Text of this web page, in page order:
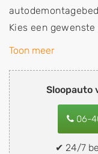
Sloopauto
06-
✔ 24/7
Kies een
lijst die
de inkoop van
tweedehands
uw auto, camper,
snel en eenvoudig
demontagebedrijf
Toon meer